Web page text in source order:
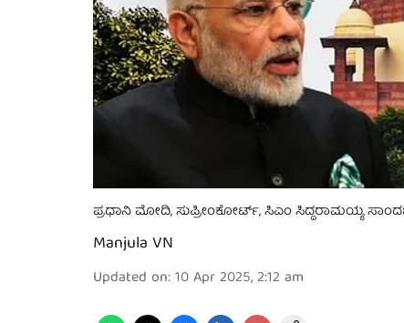
ಪ್ರಧಾನಿ ಮೋದಿ, ಸುಪ್ರೀಂಕೋರ್ಟ್, ಸಿಎಂ ಸಿದ್ದರಾಮಯ್ಯ
Manjula VN
Updated on:10 Apr 2025, 2:12 am